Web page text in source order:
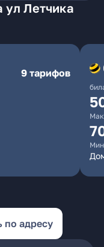
ул Летчика
9 тарифов
по адресу